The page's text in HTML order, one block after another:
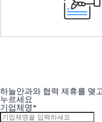
하늘안과와 협력 제휴를 맺
누르세요
기업체명*